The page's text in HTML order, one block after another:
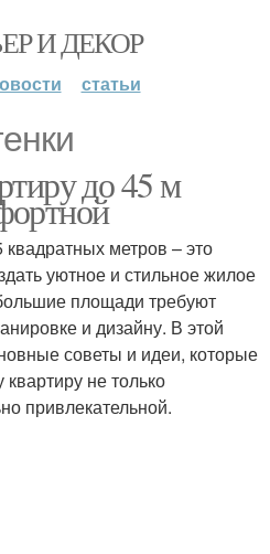
И ДЕКОР
статьи
до 45 м
метров – это
уютное и стильное жилое
площади требуют
и дизайну. В этой
советы и идеи, которые
не только
привлекательной.